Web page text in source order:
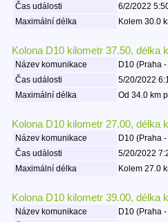
Čas události
6/2/2022
Maximální délka
Kolem 30.0
Kolona D10 kilometr 37.50, délka
Název komunikace
D10 (Praha
Čas události
5/20/2022
Maximální délka
Od 34.0 km
Kolona D10 kilometr 27.00, délka
Název komunikace
D10 (Praha
Čas události
5/20/2022
Maximální délka
Kolem 27.0
Kolona D10 kilometr 39.00, délka
Název komunikace
D10 (Praha